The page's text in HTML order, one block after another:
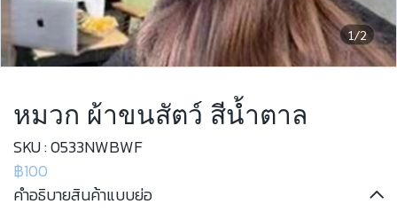
1/2
หมวก ผ้าขนสัตว์ สีน้ำตาล
SKU : 0533NWBWF
฿100
คำอธิบายสินค้าแบบย่อ